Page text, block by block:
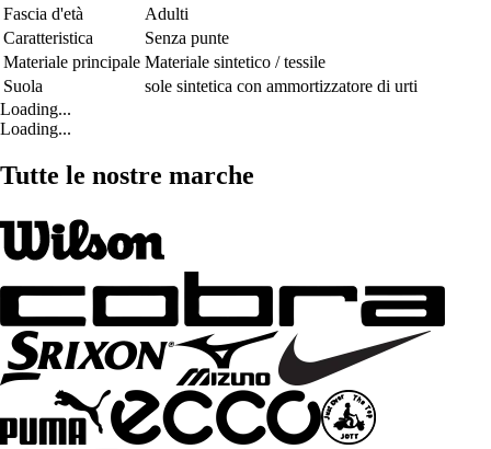
Fascia d'età
Adulti
Caratteristica
Senza punte
Materiale principale Materiale sintetico / tessile
Suola
sole sintetica con ammortizzatore di urti
Loading...
Loading...
Tutte le nostre marche